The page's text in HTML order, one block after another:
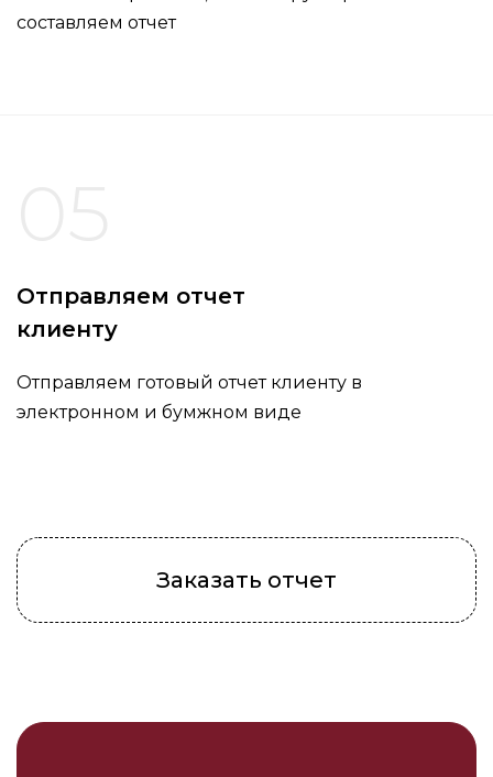
составляем отчет
Отправляем отчет
клиенту
Отправляем готовый отчет клиенту в
электронном и бумжном виде
Заказать отчет